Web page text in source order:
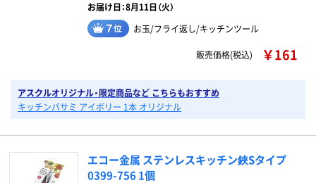
お届け日：8月11日（火）
お玉/フライ返し/キッチンツール
販売価格(税込) ￥161
アスクルオリジナル・限定商品など こちらもおすすめ
キッチンバサミ アイボリー 1本 オリジナル
エコー金属 ステンレスキッチン鋏Sタイプ
0399-756 1個